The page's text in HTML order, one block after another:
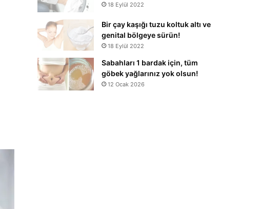
18 Eylül 2022
Bir çay kaşığı tuzu koltuk altı ve
genital bölgeye sürün!
18 Eylül 2022
Sabahları 1 bardak için, tüm
göbek yağlarınız yok olsun!
12 Ocak 2026